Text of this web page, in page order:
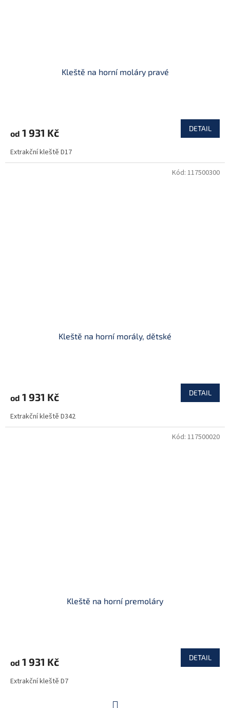
Kleště na horní moláry pravé
od 1 931 Kč DETAIL
Extrakční kleště D17
Kleště na horní morály, dětské
od 1 931 Kč DETAIL
Extrakční kleště D342
Kód: 117500300
Kleště na horní premoláry
od 1 931 Kč DETAIL
Extrakční kleště D7
Kód: 117500020
S